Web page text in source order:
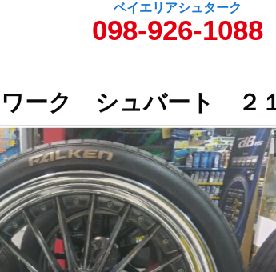
ベイエリアシュターク
098-926-1088
ワーク シュバート ２